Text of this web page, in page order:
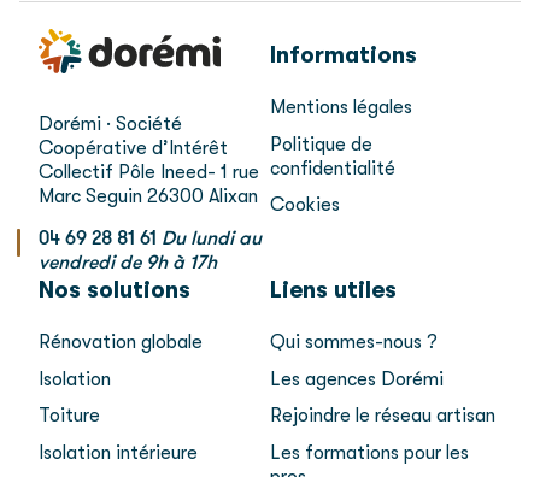
Dorémi · Société
Coopérative d’Intérêt
Collectif Pôle Ineed- 1 rue
Marc Seguin 26300 Alixan
04 69 28 81 61 Du lundi au
vendredi de 9h à 17h
Informations
Mentions légales
Politique de
confidentialité
Cookies
Nos solutions
Rénovation globale
Isolation
Toiture
Isolation intérieure
Liens utiles
Qui sommes-nous ?
Les agences Dorémi
Rejoindre le réseau artisan
Les formations pour les